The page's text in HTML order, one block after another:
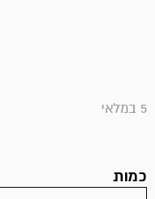
5 במלאי
כמות